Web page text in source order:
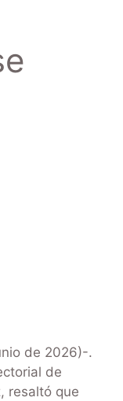
de 2026)-.
de
resaltó que